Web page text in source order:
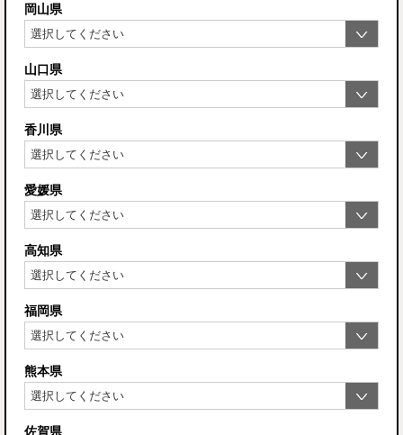
岡山県
山口県
香川県
愛媛県
高知県
福岡県
熊本県
佐賀県